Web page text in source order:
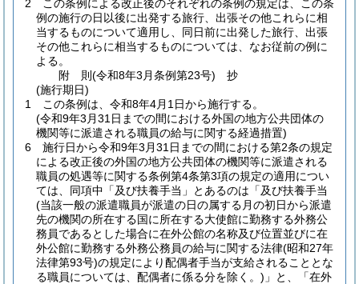
2
この条例による改正後のそれぞれの条例の規定は、この条
例の施行の日以後に出発する旅行、出張その他これらに相
当するものについて適用し、同日前に出発した旅行、出張
その他これらに相当するものについては、なお従前の例に
よる。
附 則(令和8年3月条例第23号) 抄
(施行期日)
1
この条例は、令和8年4月1日から施行する。
(令和9年3月31日までの間における外国の地方公共団体の
機関等に派遣される職員の給与に関する経過措置)
6
施行日から令和9年3月31日までの間における第2条の規定
による改正後の外国の地方公共団体の機関等に派遣される
職員の処遇等に関する条例第4条第3項の規定の適用につい
ては、同項中「及び扶養手当」とあるのは「及び扶養手当
(当該一般の派遣職員が派遣の日の属する月の初日から派遣
先の機関の所在する国に所在する大使館に勤務する外務公
務員であるとした場合に在外公館の名称及び位置並びに在
外公館に勤務する外務公務員の給与に関する法律(昭和27年
法律第93号)の規定により配偶者手当が支給されることとな
る職員については、配偶者に係る分を除く。) 」と、「在外